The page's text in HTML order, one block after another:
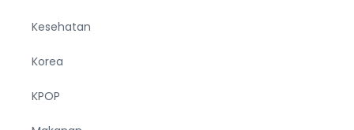
Kesehatan
Korea
KPOP